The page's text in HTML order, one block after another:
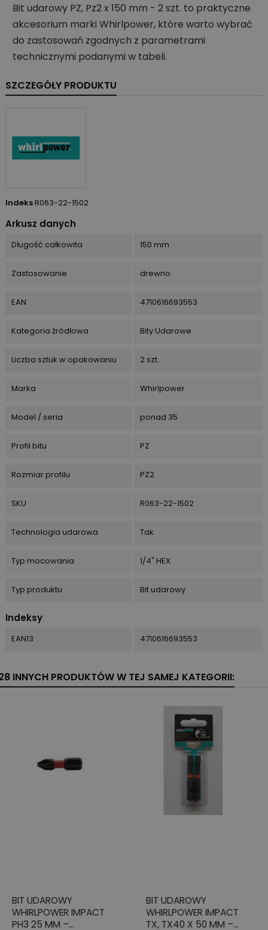
Bit udarowy PZ, Pz2 x 150 mm - 2 szt. to praktyczne
akcesorium marki Whirlpower, które warto wybrać
do zastosowań zgodnych z parametrami
technicznymi podanymi w tabeli.
SZCZEGÓŁY PRODUKTU
IndeksR063-22-1502
Arkusz danych
Długość całkowita 150 mm
Zastosowanie drewno
EAN 4710616693553
Kategoria źródłowa Bity Udarowe
Liczba sztuk w opakowaniu 2 szt.
Marka Whirlpower
Model / seria ponad 35
Profil bitu PZ
Rozmiar profilu PZ2
SKU R063-22-1502
Technologia udarowa Tak
Typ mocowania 1/4" HEX
Typ produktu Bit udarowy
Indeksy
EAN13 4710616693553
INNYCH PRODUKTÓW W TEJ SAMEJ KATEGORII:
BIT UDAROWY
WHIRLPOWER IMPACT
PH3 25 MM –
BIT UDAROWY
WHIRLPOWER IMPACT
TX, TX40 X 50 MM –